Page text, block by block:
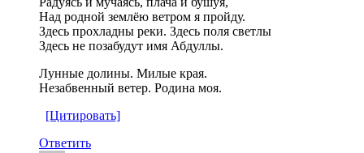
Над родной землёю ветром я пройду.
Здесь прохладны реки. Здесь поля светлы
Здесь не позабудут имя Абдуллы.
Лунные долины. Милые края.
Незабвенный ветер. Родина моя.
[Цитировать]
Ответить